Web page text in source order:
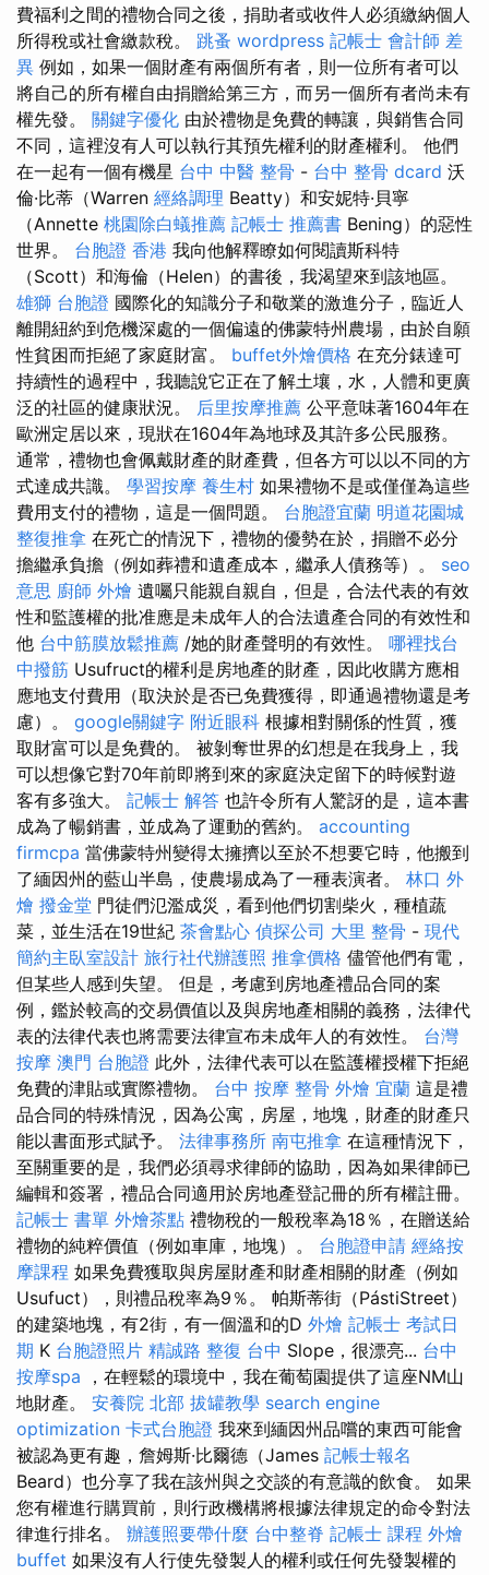
費福利之間的禮物合同之後，捐助者或收件人必須繳納個人
所得稅或社會繳款稅。 跳蚤 wordpress 記帳士 會計師 差
異 例如，如果一個財產有兩個所有者，則一位所有者可以
將自己的所有權自由捐贈給第三方，而另一個所有者尚未有
權先發。 關鍵字優化 由於禮物是免費的轉讓，與銷售合同
不同，這裡沒有人可以執行其預先權利的財產權利。 他們
在一起有一個有機星 台中 中醫 整骨 - 台中 整骨 dcard 沃
倫·比蒂（Warren 經絡調理 Beatty）和安妮特·貝寧
（Annette 桃園除白蟻推薦 記帳士 推薦書 Bening）的惡性
世界。 台胞證 香港 我向他解釋瞭如何閱讀斯科特
（Scott）和海倫（Helen）的書後，我渴望來到該地區。
雄獅 台胞證 國際化的知識分子和敬業的激進分子，臨近人
離開紐約到危機深處的一個偏遠的佛蒙特州農場，由於自願
性貧困而拒絕了家庭財富。 buffet外燴價格 在充分錶達可
持續性的過程中，我聽說它正在了解土壤，水，人體和更廣
泛的社區的健康狀況。 后里按摩推薦 公平意味著1604年在
歐洲定居以來，現狀在1604年為地球及其許多公民服務。
通常，禮物也會佩戴財產的財產費，但各方可以以不同的方
式達成共識。 學習按摩 養生村 如果禮物不是或僅僅為這些
費用支付的禮物，這是一個問題。 台胞證宜蘭 明道花園城
整復推拿 在死亡的情況下，禮物的優勢在於，捐贈不必分
擔繼承負擔（例如葬禮和遺產成本，繼承人債務等）。 seo
意思 廚師 外燴 遺囑只能親自親自，但是，合法代表的有效
性和監護權的批准應是未成年人的合法遺產合同的有效性和
他 台中筋膜放鬆推薦 /她的財產聲明的有效性。 哪裡找台
中撥筋 Usufruct的權利是房地產的財產，因此收購方應相
應地支付費用（取決於是否已免費獲得，即通過禮物還是考
慮）。 google關鍵字 附近眼科 根據相對關係的性質，獲
取財富可以是免費的。 被剝奪世界的幻想是在我身上，我
可以想像它對70年前即將到來的家庭決定留下的時候對遊
客有多強大。 記帳士 解答 也許令所有人驚訝的是，這本書
成為了暢銷書，並成為了運動的舊約。 accounting
firmcpa 當佛蒙特州變得太擁擠以至於不想要它時，他搬到
了緬因州的藍山半島，使農場成為了一種表演者。 林口 外
燴 撥金堂 門徒們氾濫成災，看到他們切割柴火，種植蔬
菜，並生活在19世紀 茶會點心 偵探公司 大里 整骨 - 現代
簡約主臥室設計 旅行社代辦護照 推拿價格 儘管他們有電，
但某些人感到失望。 但是，考慮到房地產禮品合同的案
例，鑑於較高的交易價值以及與房地產相關的義務，法律代
表的法律代表也將需要法律宣布未成年人的有效性。 台灣
按摩 澳門 台胞證 此外，法律代表可以在監護權授權下拒絕
免費的津貼或實際禮物。 台中 按摩 整骨 外燴 宜蘭 這是禮
品合同的特殊情況，因為公寓，房屋，地塊，財產的財產只
能以書面形式賦予。 法律事務所 南屯推拿 在這種情況下，
至關重要的是，我們必須尋求律師的協助，因為如果律師已
編輯和簽署，禮品合同適用於房地產登記冊的所有權註冊。
記帳士 書單 外燴茶點 禮物稅的一般稅率為18％，在贈送給
禮物的純粹價值（例如車庫，地塊）。 台胞證申請 經絡按
摩課程 如果免費獲取與房屋財產和財產相關的財產（例如
Usufuct），則禮品稅率為9％。 帕斯蒂街（PástiStreet）
的建築地塊，有2街，有一個溫和的D 外燴 記帳士 考試日
期 K 台胞證照片 精誠路 整復 台中 Slope，很漂亮... 台中
按摩spa ，在輕鬆的環境中，我在葡萄園提供了這座NM山
地財產。 安養院 北部 拔罐教學 search engine
optimization 卡式台胞證 我來到緬因州品嚐的東西可能會
被認為更有趣，詹姆斯·比爾德（James 記帳士報名
Beard）也分享了我在該州與之交談的有意識的飲食。 如果
您有權進行購買前，則行政機構將根據法律規定的命令對法
律進行排名。 辦護照要帶什麼 台中整脊 記帳士 課程 外燴
buffet 如果沒有人行使先發製人的權利或任何先發製權的